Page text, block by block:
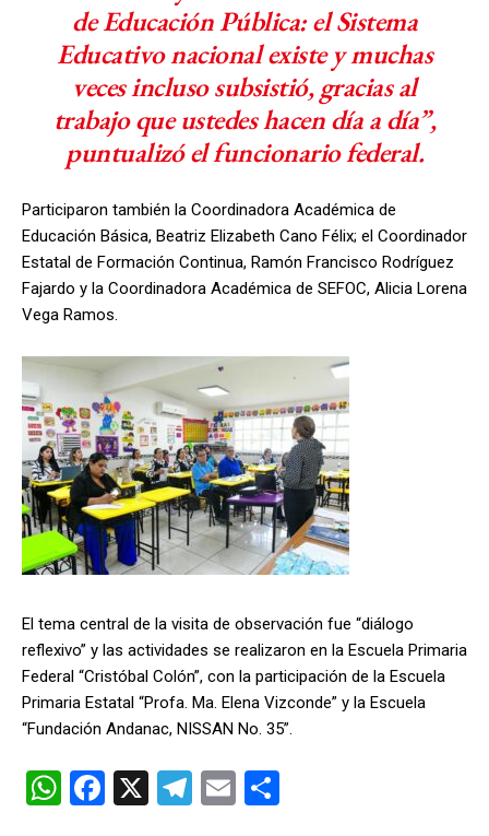
de Educación Pública: el Sistema
Educativo nacional existe y muchas
veces incluso subsistió, gracias al
trabajo que ustedes hacen día a día”,
puntualizó el funcionario federal.
Participaron también la Coordinadora Académica de
Educación Básica, Beatriz Elizabeth Cano Félix; el Coordinador
Estatal de Formación Continua, Ramón Francisco Rodríguez
Fajardo y la Coordinadora Académica de SEFOC, Alicia Lorena
Vega Ramos.
El tema central de la visita de observación fue “diálogo
reflexivo” y las actividades se realizaron en la Escuela Primaria
Federal “Cristóbal Colón”, con la participación de la Escuela
Primaria Estatal “Profa. Ma. Elena Vizconde” y la Escuela
“Fundación Andanac, NISSAN No. 35”.
W F
X
T
E